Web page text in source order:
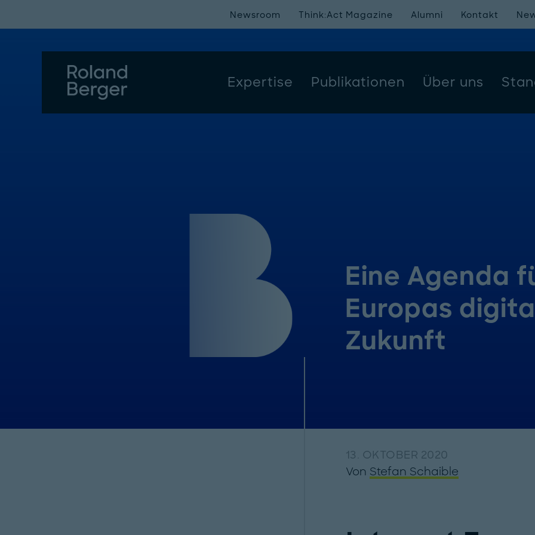
Expertise Publikationen Über uns
Newsroom Think:Act Magazine Alumni Kontakt
Eine Agenda
Europas
Zukunft
13. OKTOBER 2020
Von Stefan Schaible